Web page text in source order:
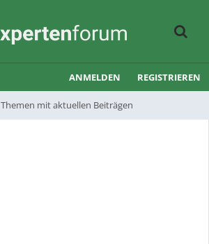
Themen mit aktuellen Beiträgen
ANMELDEN REGISTRIEREN